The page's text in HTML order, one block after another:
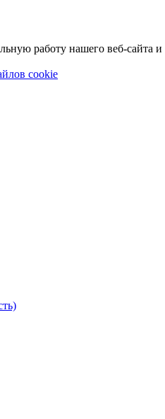
работу нашего веб-сайта и
cookie